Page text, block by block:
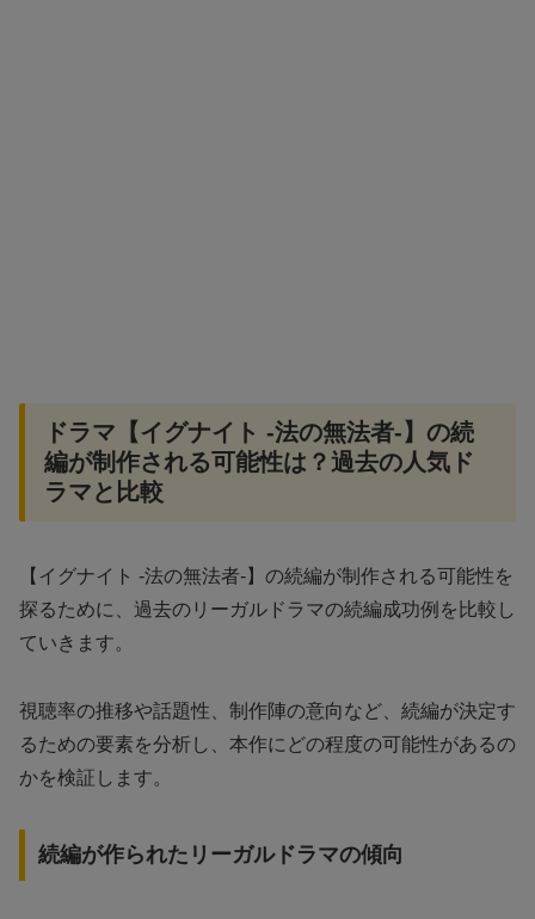
ドラマ【イグナイト -法の無法者-】の続
編が制作される可能性は？過去の人気ド
ラマと比較
【イグナイト -法の無法者-】の続編が制作される可能性を
探るために、過去のリーガルドラマの続編成功例を比較し
ていきます。
視聴率の推移や話題性、制作陣の意向など、続編が決定す
るための要素を分析し、本作にどの程度の可能性があるの
かを検証します。
続編が作られたリーガルドラマの傾向